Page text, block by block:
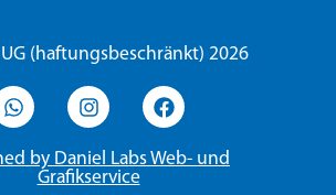
(haftungsbeschränkt) 2026
by Daniel Labs Web- und
Grafikservice